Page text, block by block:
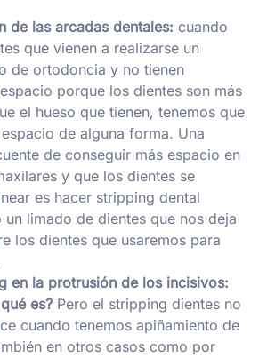
de las arcadas dentales: cuando
que vienen a realizarse un
de ortodoncia y no tienen
porque los dientes son más
el hueso que tienen, tenemos que
de alguna forma. Una
de conseguir más espacio en
y que los dientes se
es hacer stripping dental
un limado de dientes que nos deja
los dientes que usaremos para
en la protrusión de los incisivos:
es? Pero el stripping dientes no
cuando tenemos apiñamiento de
en otros casos como por